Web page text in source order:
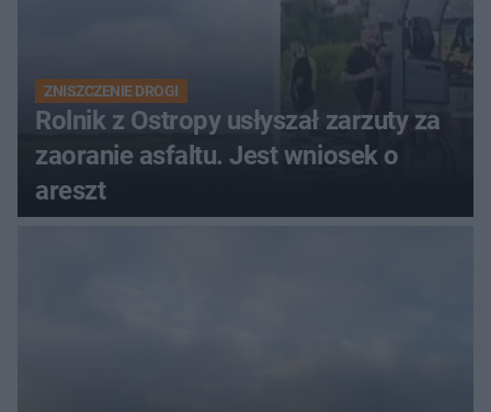
ZNISZCZENIE DROGI
Rolnik z Ostropy usłyszał zarzuty za
zaoranie asfaltu. Jest wniosek o
areszt